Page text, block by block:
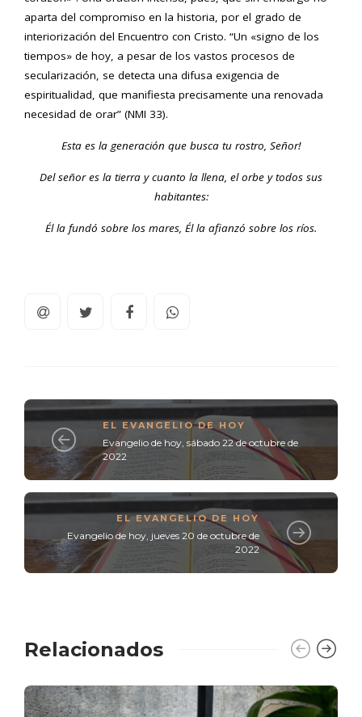
aparta del compromiso en la historia, por el grado de
interiorización del Encuentro con Cristo. “Un «signo de los
tiempos» de hoy, a pesar de los vastos procesos de
secularización, se detecta una difusa exigencia de
espiritualidad, que manifiesta precisamente una renovada
necesidad de orar” (NMI 33).
Esta es la generación que busca tu rostro, Señor!
Del señor es la tierra y cuanto la llena, el orbe y todos sus
habitantes:
Él la fundó sobre los mares, Él la afianzó sobre los ríos.
EL EVANGELIO DE HOY
Evangelio de hoy, sábado 22 de octubre de
2022
EL EVANGELIO DE HOY
Evangelio de hoy, jueves 20 de octubre de
2022
Relacionados